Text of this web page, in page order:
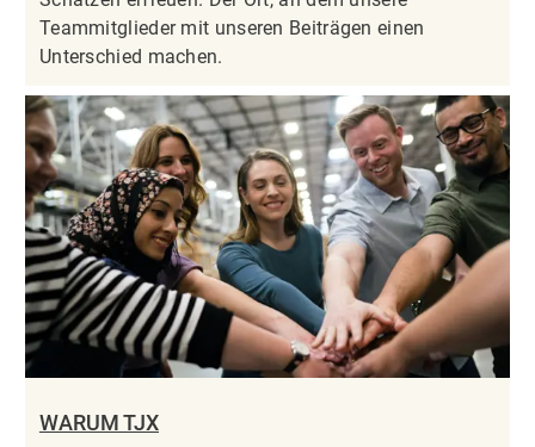
Teammitglieder mit unseren Beiträgen einen
Unterschied machen.
WARUM TJX